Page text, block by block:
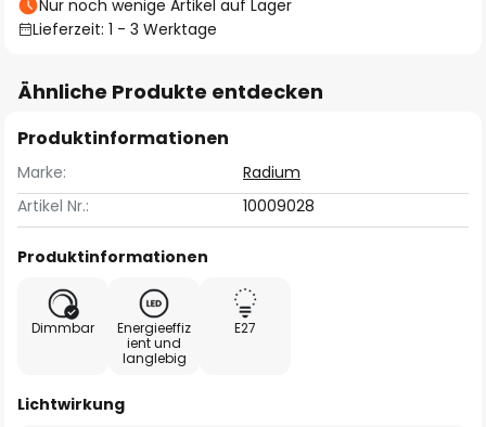
Nur noch wenige Artikel auf Lager
Lieferzeit: 1 - 3 Werktage
Ähnliche Produkte entdecken
Produktinformationen
Marke:
Radium
Artikel Nr.:
10009028
Produktinformationen
Dimmbar
Energieeffiz
ient und
langlebig
E27
Lichtwirkung